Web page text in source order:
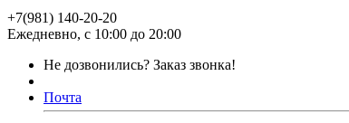
+7(981) 140-20-20
Ежедневно, с 10:00 до 20:00
Не дозвонились? Заказ звонка!
Почта